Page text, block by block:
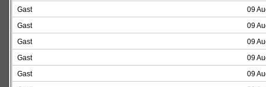
Gast
09
Gast
09
Gast
09
Gast
09
Gast
09